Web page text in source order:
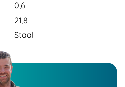
0,6
21,8
Staal